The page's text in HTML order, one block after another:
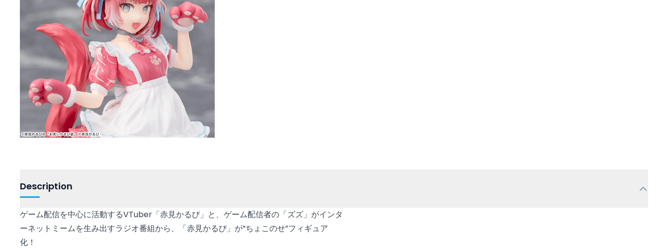
Description
ゲーム配信を中心に活動するVTuber「赤見かるび」と、ゲーム配信者の「ズズ」がインタ
ーネットミームを生み出すラジオ番組から、「赤見かるび」が“ちょこのせ”フィギュア
化！